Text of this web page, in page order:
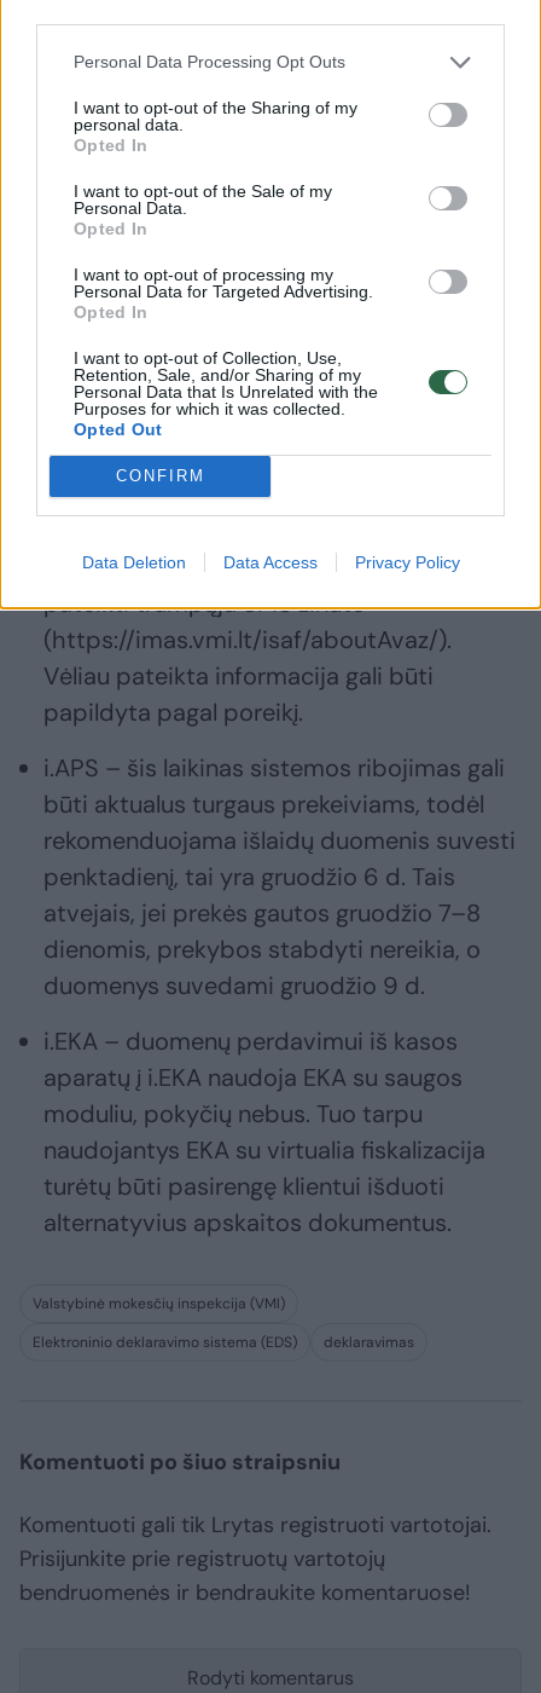
Personal Data Processing Opt Outs
I want to opt-out of the Sharing of my
personal data.
Opted In
I want to opt-out of the Sale of my
Personal Data.
Opted In
I want to opt-out of processing my
Personal Data for Targeted Advertising.
Opted In
I want to opt-out of Collection, Use,
Retention, Sale, and/or Sharing of my
Personal Data that Is Unrelated with the
Purposes for which it was collected.
Opted Out
CONFIRM
Data Deletion Data Access Privacy Policy
Šiais metais darbo
užmokestis auga kone
sparčiausiai istorijoje –
kitąmet to nebus
alternatyvos bei rekomendacijos
atskiroms VMI sistemoms:
i.VAZ – šiuo laikotarpiu reiktų naudoti
per kitą atsarginį tinklapį arba informaciją
pateikti trumpąja SMS žinute
(https://imas.vmi.lt/isaf/aboutAvaz/).
Vėliau pateikta informacija gali būti
papildyta pagal poreikį.
i.APS – šis laikinas sistemos ribojimas gali
būti aktualus turgaus prekeiviams, todėl
rekomenduojama išlaidų duomenis suvesti
penktadienį, tai yra gruodžio 6 d. Tais
atvejais, jei prekės gautos gruodžio 7–8
dienomis, prekybos stabdyti nereikia, o
duomenys suvedami gruodžio 9 d.
i.EKA – duomenų perdavimui iš kasos
aparatų į i.EKA naudoja EKA su saugos
moduliu, pokyčių nebus. Tuo tarpu
naudojantys EKA su virtualia fiskalizacija
turėtų būti pasirengę klientui išduoti
alternatyvius apskaitos dokumentus.
Valstybinė mokesčių inspekcija (VMI)
Elektroninio deklaravimo sistema (EDS)
deklaravimas
Komentuoti po šiuo straipsniu
Komentuoti gali tik Lrytas registruoti vartotojai.
Prisijunkite prie registruotų vartotojų
bendruomenės ir bendraukite komentaruose!
Rodyti komentarus